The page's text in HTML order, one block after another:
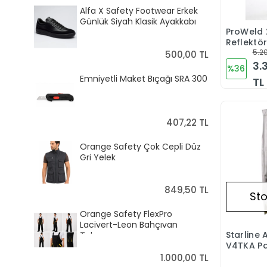
Alfa X Safety Footwear Erkek
Günlük Siyah Klasik Ayakkabı
500,00 TL
Emniyetli Maket Bıçağı SRA 300
407,22 TL
Orange Safety Çok Cepli Düz
Gri Yelek
849,50 TL
Orange Safety FlexPro
Lacivert-Leon Bahçıvan
Tulumu
1.000,00 TL
ProWeld
Kaynak
Koruyucu
%36
TL
Starline
V4TKA